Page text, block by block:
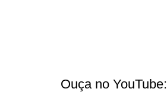
Ouça no YouTube: